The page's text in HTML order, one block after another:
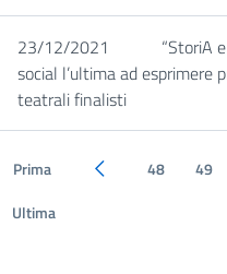
23/12/2021
“StoriA
social l’ultima ad esprimere
teatrali finalisti
Prima Pagina precedente
48 49
Ultima